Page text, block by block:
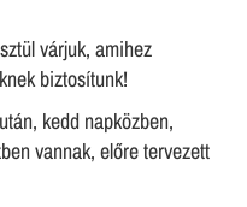
várjuk, amihez
biztosítunk!
kedd napközben,
vannak, előre tervezett